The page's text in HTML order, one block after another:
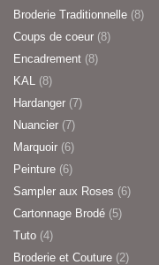
Broderie Traditionnelle (8)
Coups de coeur (8)
Encadrement (8)
KAL (8)
Hardanger (7)
Nuancier (7)
Marquoir (6)
Peinture (6)
Sampler aux Roses (6)
Cartonnage Brodé (5)
Tuto (4)
Broderie et Couture (2)